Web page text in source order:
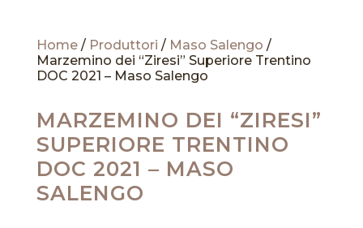
Home/ Produttori / Maso Salengo /
Marzemino dei “Ziresi” Superiore Trentino
DOC 2021 – Maso Salengo
MARZEMINO DEI “ZIRESI”
SUPERIORE TRENTINO
DOC 2021 – MASO
SALENGO